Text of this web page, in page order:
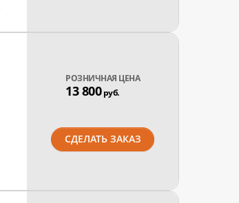
РОЗНИЧНАЯ ЦЕНА
13 800руб.
СДЕЛАТЬ ЗАКАЗ